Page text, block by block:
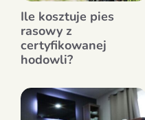
Ile kosztuje pies
rasowy z
certyfikowanej
hodowli?